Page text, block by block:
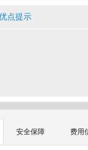
点提示
安全保障 费用